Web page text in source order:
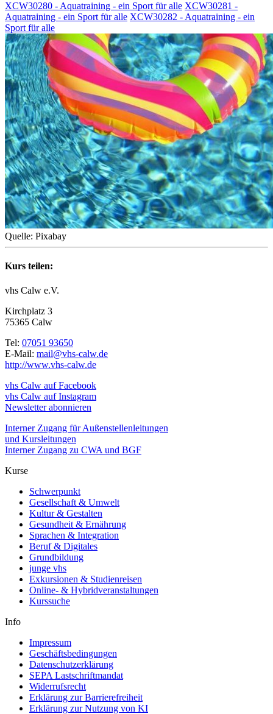
XCW30280 - Aquatraining - ein Sport für alle XCW30281 -
Aquatraining - ein Sport für alle XCW30282 - Aquatraining - ein
Sport für alle
Quelle: Pixabay
Kurs teilen:
vhs Calw e.V.
Kirchplatz 3
75365 Calw
Tel: 07051 93650
E-Mail: mail@vhs-calw.de
http://www.vhs-calw.de
vhs Calw auf Facebook
vhs Calw auf Instagram
Newsletter abonnieren
Interner Zugang für Außenstellenleitungen
und Kursleitungen
Interner Zugang zu CWA und BGF
Kurse
Schwerpunkt
Gesellschaft & Umwelt
Kultur & Gestalten
Gesundheit & Ernährung
Sprachen & Integration
Beruf & Digitales
Grundbildung
junge vhs
Exkursionen & Studienreisen
Online- & Hybridveranstaltungen
Kurssuche
Info
Impressum
Geschäftsbedingungen
Datenschutzerklärung
SEPA Lastschriftmandat
Widerrufsrecht
Erklärung zur Barrierefreiheit
Erklärung zur Nutzung von KI